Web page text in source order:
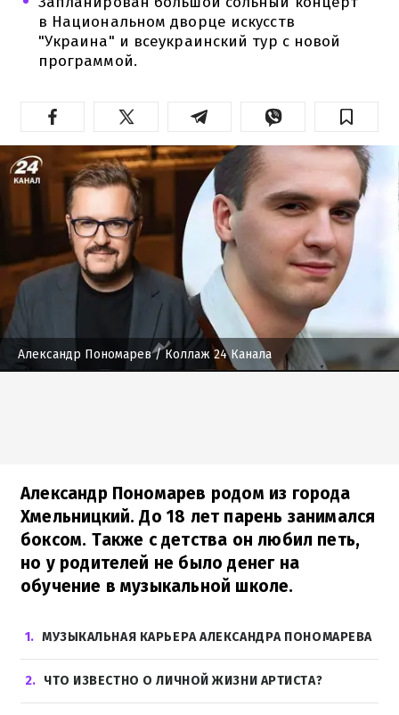
в Национальном дворце искусств
"Украина" и всеукраинский тур с новой
программой.
Александр Пономарев/ Коллаж 24 Канала
Александр Пономарев родом из города
Хмельницкий. До 18 лет парень занимался
боксом. Также с детства он любил петь,
но у родителей не было денег на
обучение в музыкальной школе.
1 МУЗЫКАЛЬНАЯ КАРЬЕРА АЛЕКСАНДРА ПОНОМАРЕВА
2 ЧТО ИЗВЕСТНО О ЛИЧНОЙ ЖИЗНИ АРТИСТА?